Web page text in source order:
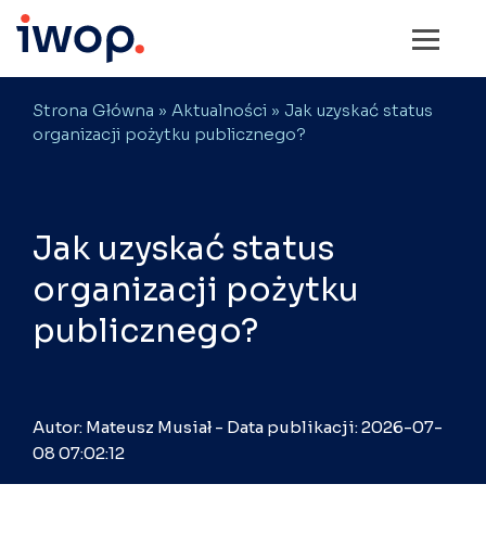
Strona Główna » Aktualności » Jak uzyskać status
organizacji pożytku publicznego?
Jak uzyskać status
organizacji pożytku
publicznego?
Autor: Mateusz Musiał - Data publikacji: 2026-07-
08 07:02:12